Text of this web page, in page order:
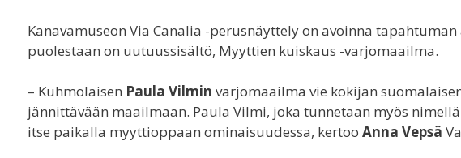
Kanavamuseon Via Canalia -perusnäyttely on avoinna
puolestaan on uutuussisältö, Myyttien kuiskaus -varjomaailma.
– Kuhmolaisen Paula Vilmin varjomaailma vie kokijan
jännittävään maailmaan. Paula Vilmi, joka tunnetaan myös nimellä
itse paikalla myyttioppaan ominaisuudessa, kertoo Anna Vepsä